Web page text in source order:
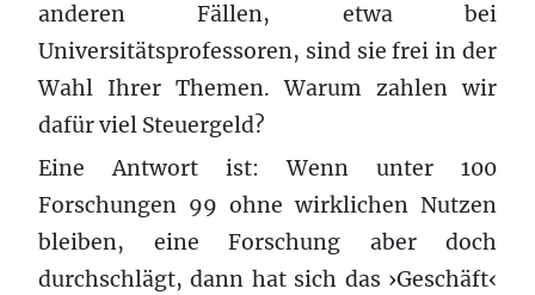
anderen Fällen, etwa bei
Universitätsprofessoren, sind sie frei in der
Wahl Ihrer Themen. Warum zahlen wir
dafür viel Steuergeld?
Eine Antwort ist: Wenn unter 100
Forschungen 99 ohne wirklichen Nutzen
bleiben, eine Forschung aber doch
durchschlägt, dann hat sich das ›Geschäft‹